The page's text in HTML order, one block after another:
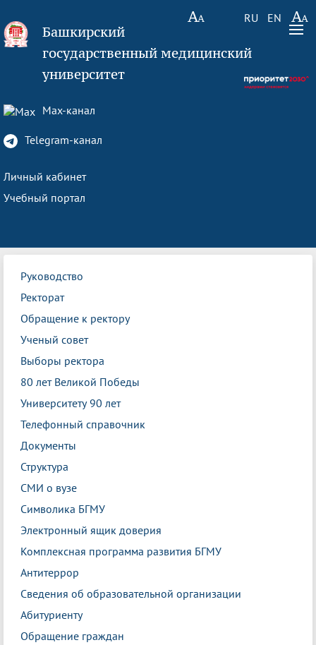
RU EN
Башкирский
государственный медицинский
университет
Max-канал
Telegram-канал
Личный кабинет
Учебный портал
Руководство
Ректорат
Обращение к ректору
Ученый совет
Выборы ректора
80 лет Великой Победы
Университету 90 лет
Телефонный справочник
Документы
Структура
СМИ о вузе
Символика БГМУ
Электронный ящик доверия
Комплексная программа развития БГМУ
Антитеррор
Сведения об образовательной организации
Абитуриенту
Обращение граждан